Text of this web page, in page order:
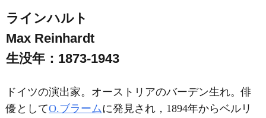
ラインハルト
Max Reinhardt
生没年：1873-1943
ドイツの演出家。オーストリアのバーデン生れ。俳
優としてO.ブラームに発見され，1894年からベルリ